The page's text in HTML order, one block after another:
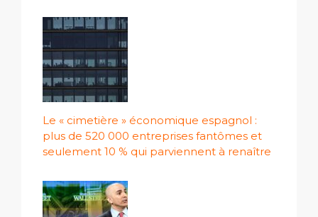
Le « cimetière » économique espagnol :
plus de 520 000 entreprises fantômes et
seulement 10 % qui parviennent à renaître